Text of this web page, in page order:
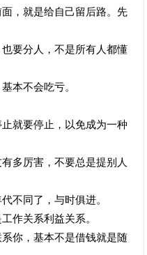
，就是给自己留后路。先
要分人，不是所有人都懂
本不会吃亏。
就要停止，以免成为一种
多厉害，不要总是提别人
不同了，与时俱进。
作关系利益关系。
你，基本不是借钱就是随